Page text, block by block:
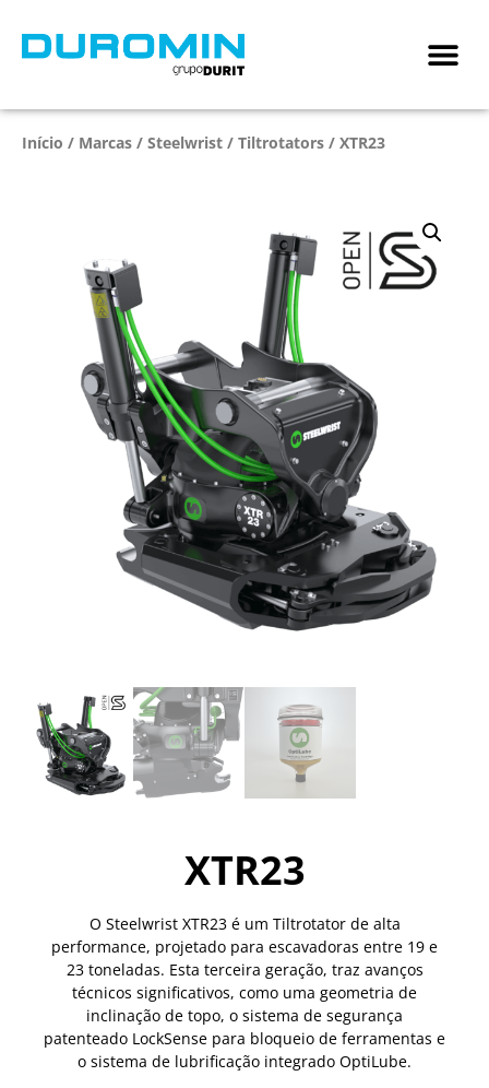
Início / Marcas / Steelwrist / Tiltrotators / XTR23
XTR23
O Steelwrist XTR23 é um Tiltrotator de alta
performance, projetado para escavadoras entre 19 e
23 toneladas. Esta terceira geração, traz avanços
técnicos significativos, como uma geometria de
inclinação de topo, o sistema de segurança
patenteado LockSense para bloqueio de ferramentas e
o sistema de lubrificação integrado OptiLube.